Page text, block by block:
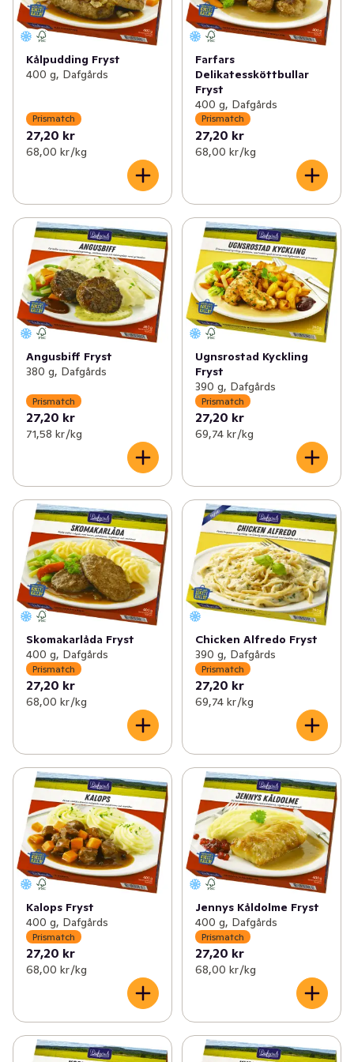
Kålpudding Fryst
400 g, Dafgårds
Prismatch
27,20 kr
68,00 kr /kg
Farfars
Delikatessköttbullar
Fryst
400 g, Dafgårds
Prismatch
27,20 kr
68,00 kr /kg
Angusbiff Fryst
380 g, Dafgårds
Prismatch
27,20 kr
71,58 kr /kg
Ugnsrostad Kyckling
Fryst
390 g, Dafgårds
Prismatch
27,20 kr
69,74 kr /kg
Skomakarlåda Fryst
400 g, Dafgårds
Prismatch
27,20 kr
68,00 kr /kg
Chicken Alfredo Fryst
390 g, Dafgårds
Prismatch
27,20 kr
69,74 kr /kg
Kalops Fryst
400 g, Dafgårds
Prismatch
27,20 kr
68,00 kr /kg
Jennys Kåldolme Fryst
400 g, Dafgårds
Prismatch
27,20 kr
68,00 kr /kg